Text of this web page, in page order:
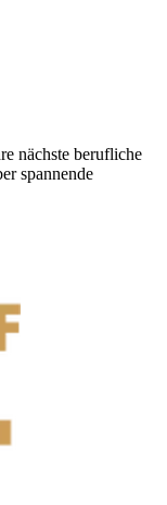
nächste berufliche
spannende